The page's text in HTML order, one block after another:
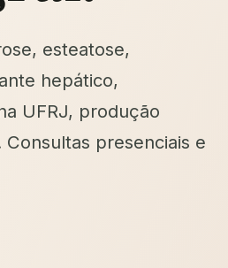
esteatose,
hepático,
UFRJ, produção
presenciais e